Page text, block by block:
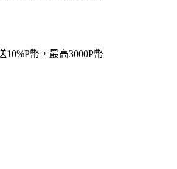
10%P幣，最高3000P幣